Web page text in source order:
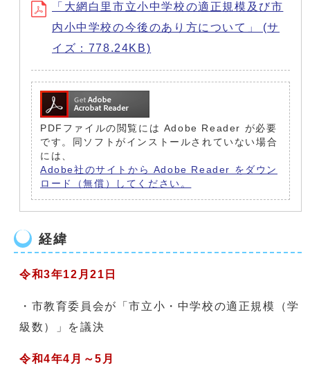
「大網白里市立小中学校の適正規模及び市
内小中学校の今後のあり方について」 (サ
イズ：778.24KB)
PDFファイルの閲覧には Adobe Reader が必要
です。同ソフトがインストールされていない場合
には、
Adobe社のサイトから Adobe Reader をダウン
ロード（無償）してください。
経緯
令和3年12月21日
・市教育委員会が「市立小・中学校の適正規模（学
級数）」を議決
令和4年4月～5月